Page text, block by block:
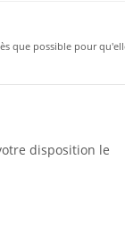
que possible pour
disposition le